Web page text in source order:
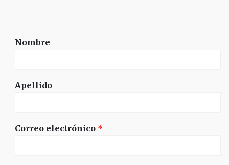
Nombre
Apellido
Correo electrónico *